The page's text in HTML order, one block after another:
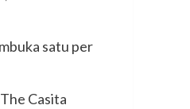
satu per
Casita